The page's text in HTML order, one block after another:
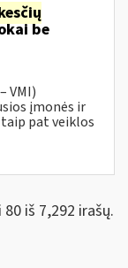
be
VMI)
įmonės ir
pat veiklos
iš 7,292 irašų.